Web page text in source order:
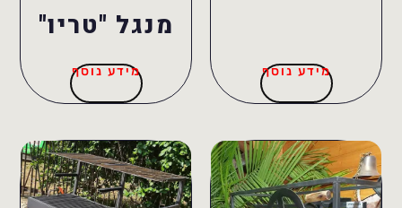
מידע נוסף
מנגל "טריו"
מידע נוסף